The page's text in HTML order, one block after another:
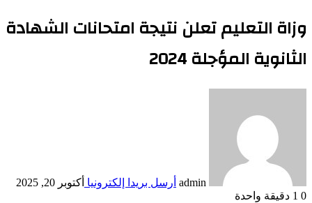
وزاة التعليم تعلن نتيجة امتحانات الشهادة
الثانوية المؤجلة 2024
admin أرسل بريدا إلكترونيا أكتوبر 20, 2025
0
دقيقة واحدة